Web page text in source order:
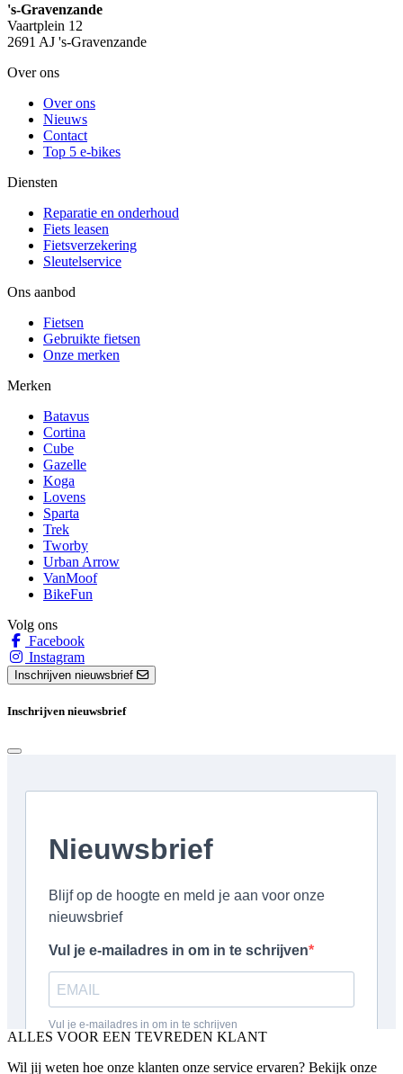
's-Gravenzande
Vaartplein 12
2691 AJ 's-Gravenzande
Over ons
Over ons
Nieuws
Contact
Top 5 e-bikes
Diensten
Reparatie en onderhoud
Fiets leasen
Fietsverzekering
Sleutelservice
Ons aanbod
Fietsen
Gebruikte fietsen
Onze merken
Merken
Batavus
Cortina
Cube
Gazelle
Koga
Lovens
Sparta
Trek
Tworby
Urban Arrow
VanMoof
BikeFun
Volg ons
Facebook
Instagram
Inschrijven nieuwsbrief
Inschrijven nieuwsbrief
ALLES VOOR EEN TEVREDEN KLANT
Wil jij weten hoe onze klanten onze service ervaren? Bekijk onze